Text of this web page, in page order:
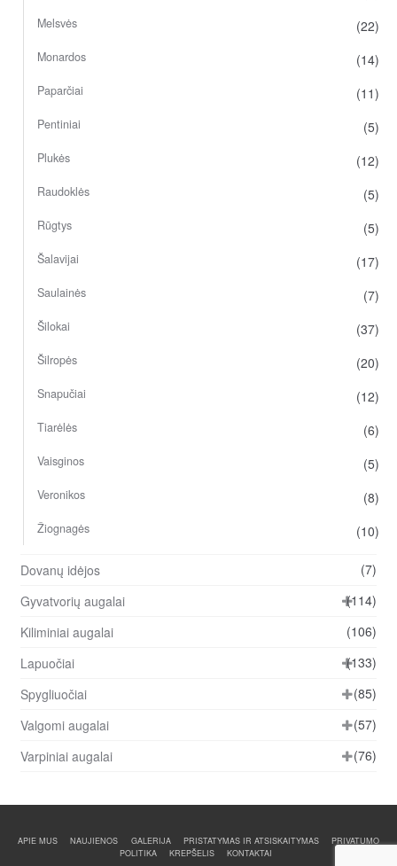
Melsvės (22)
Monardos (14)
Paparčiai (11)
Pentiniai (5)
Plukės (12)
Raudoklės (5)
Rūgtys (5)
Šalavijai (17)
Saulainės (7)
Šilokai (37)
Šilropės (20)
Snapučiai (12)
Tiarėlės (6)
Vaisginos (5)
Veronikos (8)
Žiognagės (10)
Dovanų idėjos
(7)
Gyvatvorių augalai
(114)
Kiliminiai augalai
(106)
Lapuočiai
(133)
Spygliuočiai
(85)
Valgomi augalai
(57)
Varpiniai augalai
(76)
APIE MUS NAUJIENOS GALERIJA PRISTATYMAS IR ATSISKAITYMAS
PRIVATUMO
POLITIKA
KREPŠELIS KONTAKTAI